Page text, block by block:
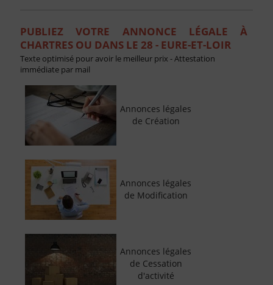
PUBLIEZ VOTRE ANNONCE LÉGALE À
CHARTRES OU DANS LE 28 - EURE-ET-LOIR
Texte optimisé pour avoir le meilleur prix - Attestation
immédiate par mail
Annonces légales
de Création
Annonces légales
de Modification
Annonces légales
de Cessation
d'activité